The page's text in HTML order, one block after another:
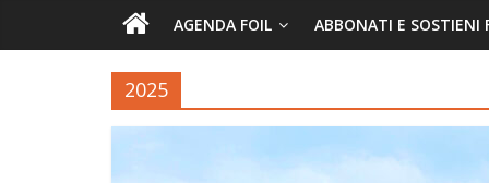
AGENDA FOIL ABBONATI E SOSTIENI
2025